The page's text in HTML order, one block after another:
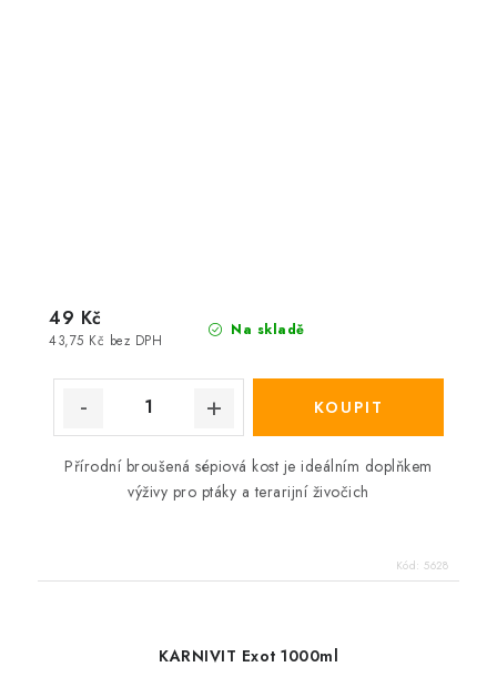
Na skladě
43,75 Kč bez DPH
49 Kč
Přírodní broušená sépiová kost je ideálním doplňkem
výživy pro ptáky a terarijní živočich
Kód: 5628
KARNIVIT Exot 1000ml